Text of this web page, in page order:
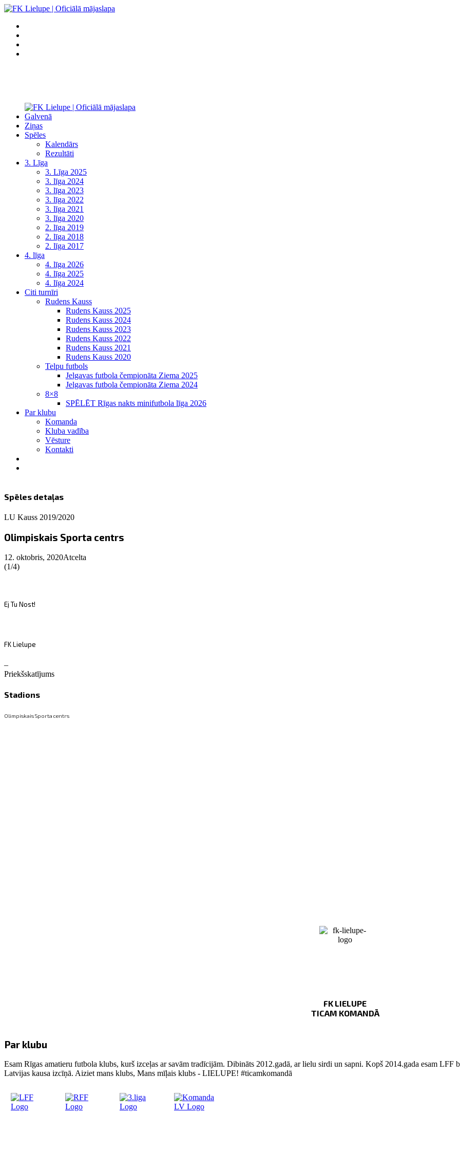
Galvenā
Ziņas
Spēles
Kalendārs
Rezultāti
3. Līga
3. Līga 2025
3. līga 2024
3. līga 2023
3. līga 2022
3. līga 2021
3. līga 2020
2. līga 2019
2. līga 2018
2. līga 2017
4. līga
4. līga 2026
4. līga 2025
4. līga 2024
Citi turnīri
Rudens Kauss
Rudens Kauss 2025
Rudens Kauss 2024
Rudens Kauss 2023
Rudens Kauss 2022
Rudens Kauss 2021
Rudens Kauss 2020
Telpu futbols
Jelgavas futbola čempionāta Ziema 2025
Jelgavas futbola čempionāta Ziema 2024
8×8
SPĒLĒT Rīgas nakts minifutbola līga 2026
Par klubu
Komanda
Kluba vadība
Vēsture
Kontakti
Spēles detaļas
LU Kauss 2019/2020
Olimpiskais Sporta centrs
12. oktobris, 2020Atcelta
(1/4)
Ej Tu Nost!
FK Lielupe
–
Priekšskatījums
Stadions
Olimpiskais Sporta centrs
FK LIELUPE
TICAM KOMANDĀ
Par klubu
Esam Rīgas amatieru futbola klubs, kurš izceļas ar savām tradīcijām. Dibināts 2012.gadā, ar lielu sirdi un sapni. Kopš 2014.gada esam
Latvijas kausa izcīņā. Aiziet mans klubs, Mans mīļais klubs - LIELUPE! #ticamkomandā